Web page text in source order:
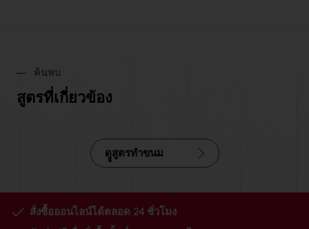
ค้นพบ
สูตรที่เกี่ยวข้อง
ดููสูตรทำขนม
สั่งซื้อออนไลน์ได้ตลอด 24 ชั่วโมง